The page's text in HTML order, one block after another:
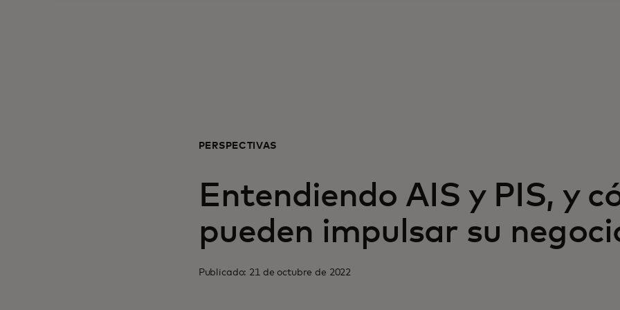
PERSPECTIVAS
Entendiendo AIS y PIS, y
pueden impulsar su
Publicado: 21 de octubre de 2022